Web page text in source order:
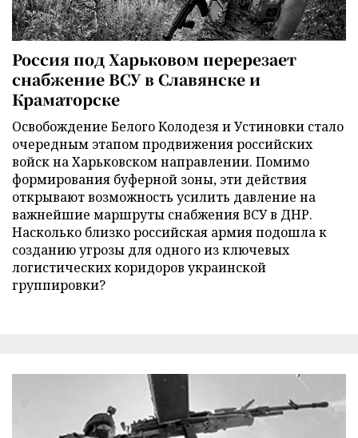
Россия под Харьковом перерезает
снабжение ВСУ в Славянске и
Краматорске
Освобождение Белого Колодезя и Устиновки стало
очередным этапом продвижения российских
войск на Харьковском направлении. Помимо
формирования буферной зоны, эти действия
открывают возможность усилить давление на
важнейшие маршруты снабжения ВСУ в ДНР.
Насколько близко российская армия подошла к
созданию угрозы для одного из ключевых
логистических коридоров украинской
группировки?